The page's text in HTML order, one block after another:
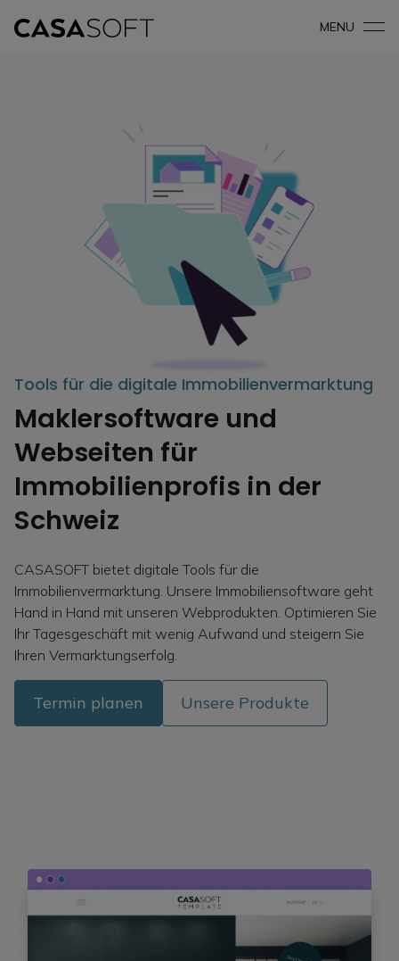
MENU
Tools für die digitale Immobilienvermarktung
Maklersoftware und
Webseiten für
Immobilienprofis in der
Schweiz
CASASOFT bietet digitale Tools für die
Immobilienvermarktung. Unsere Immobiliensoftware geht
Hand in Hand mit unseren Webprodukten. Optimieren Sie
Ihr Tagesgeschäft mit wenig Aufwand und steigern Sie
Ihren Vermarktungserfolg.
Termin planen Unsere Produkte